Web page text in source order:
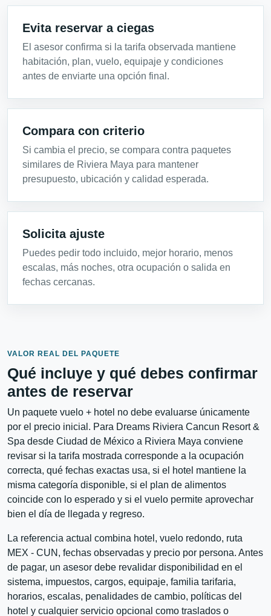
Evita reservar a ciegas
El asesor confirma si la tarifa observada mantiene
habitación, plan, vuelo, equipaje y condiciones
antes de enviarte una opción final.
Compara con criterio
Si cambia el precio, se compara contra paquetes
similares de Riviera Maya para mantener
presupuesto, ubicación y calidad esperada.
Solicita ajuste
Puedes pedir todo incluido, mejor horario, menos
escalas, más noches, otra ocupación o salida en
fechas cercanas.
VALOR REAL DEL PAQUETE
Qué incluye y qué debes confirmar
antes de reservar
Un paquete vuelo + hotel no debe evaluarse únicamente
por el precio inicial. Para Dreams Riviera Cancun Resort &
Spa desde Ciudad de México a Riviera Maya conviene
revisar si la tarifa mostrada corresponde a la ocupación
correcta, qué fechas exactas usa, si el hotel mantiene la
misma categoría disponible, si el plan de alimentos
coincide con lo esperado y si el vuelo permite aprovechar
bien el día de llegada y regreso.
La referencia actual combina hotel, vuelo redondo, ruta
MEX - CUN, fechas observadas y precio por persona. Antes
de pagar, un asesor debe revalidar disponibilidad en el
sistema, impuestos, cargos, equipaje, familia tarifaria,
horarios, escalas, penalidades de cambio, políticas del
hotel y cualquier servicio opcional como traslados o